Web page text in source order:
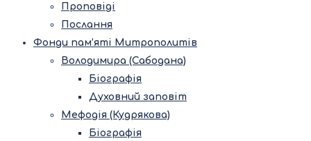
Проповіді
Послання
Фонди пам’яті Митрополитів
Володимира (Сабодана)
Біографія
Духовний заповіт
Мефодія (Кудрякова)
Біографія